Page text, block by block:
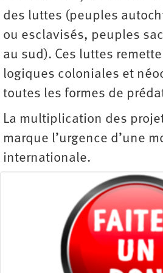
des luttes (peuples
ou esclavisés, peuples
au sud). Ces luttes
logiques coloniales et
toutes les formes de
La multiplication des
marque l’urgence d’une
internationale.